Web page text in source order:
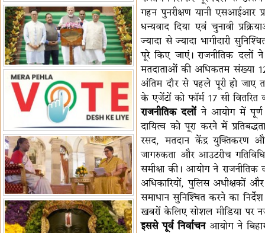
यात्रा' शुरू
भारत जापान में रक्षा संबंधों का
विस्तार
'एनसीसी को मजबूत करना राष्ट्रीय
जिम्मेदारी'
भारत-ऑस्ट्रेलिया ने खेल संबंधों का
जश्न मनाया
'भारत को फुटबॉल में भी वैश्विक
पहचान दिलाएं'
अल्पसंख्यक मंत्री ने की हज
नीति-2027 की घोषणा
राखीगढ़ी में मिले मानव कंकाल
अवशेष
राष्ट्रपति ने कूनो उद्यान में चीता
प्रबंधन देखा
गहन पुनरीक्षण यानी एसआईआर
धन्यवाद दिया एवं चुनावी
ज्यादा से ज्यादा भागीदारी
पूरे किए जाएं। राजनीतिक
मतदाताओं की अधिकतम संख्या
अंतिम दौर से पहले पूरी हो जाए
के एजेंटों को फॉर्म 17 सी वितरित
राजनीतिक दलोंने आयोग में पूर्ण
दायित्व को पूरा करने में
रसद, मतदान केंद्र युक्तिकरण
जागरुकता और आउटरीच
समीक्षा की। आयोग ने
अधिकारियों, पुलिस अधीक्षकों और
समाधान सुनिश्चित करने का
खबरों केलिए सोशल मीडिया पर
इससे पूर्व निर्वाचनआयोग ने